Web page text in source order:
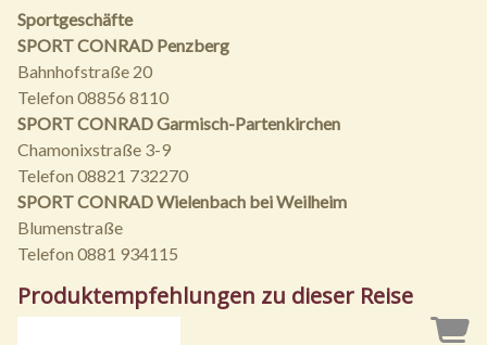
Sportgeschäfte
SPORT CONRAD Penzberg
Bahnhofstraße 20
Telefon 08856 8110
SPORT CONRAD Garmisch-Partenkirchen
Chamonixstraße 3-9
Telefon 08821 732270
SPORT CONRAD Wielenbach bei Weilheim
Blumenstraße
Telefon 0881 934115
Produktempfehlungen zu dieser Reise